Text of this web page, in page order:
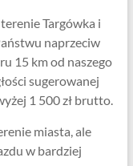
Targówka i
naprzeciw
15 km od naszego
sugerowanej
1 500 zł brutto.
miasta, ale
w bardziej